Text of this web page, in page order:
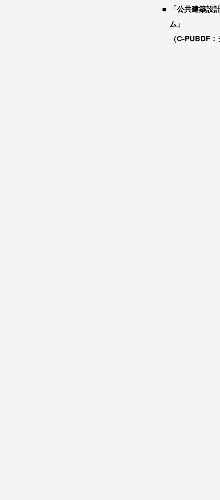
「公共建築設
ム」
（C-PUBDF